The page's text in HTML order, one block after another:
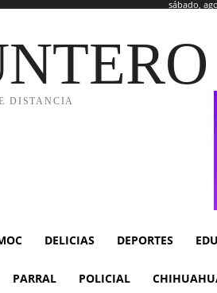
sábado,
DISTANCIA
DELICIAS DEPORTES
PARRAL POLICIAL